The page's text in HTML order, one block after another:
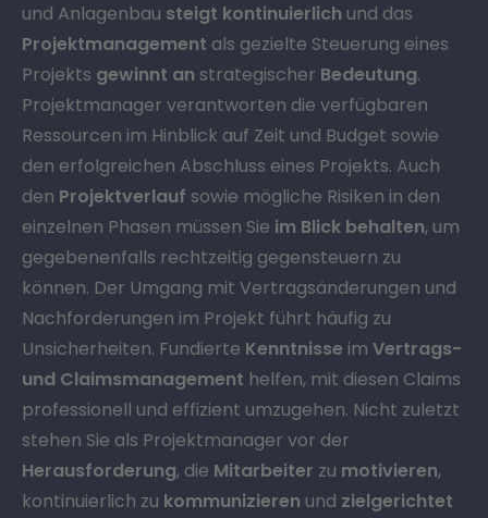
und Anlagenbau steigt kontinuierlich und das
Projektmanagement als gezielte Steuerung eines
Projekts gewinnt an strategischer Bedeutung.
Projektmanager verantworten die verfügbaren
Ressourcen im Hinblick auf Zeit und Budget sowie
den erfolgreichen Abschluss eines Projekts. Auch
den Projektverlauf sowie mögliche Risiken in den
einzelnen Phasen müssen Sie im Blick behalten, um
gegebenenfalls rechtzeitig gegensteuern zu
können. Der Umgang mit Vertragsänderungen und
Nachforderungen im Projekt führt häufig zu
Unsicherheiten. Fundierte Kenntnisse im Vertrags-
und Claimsmanagement helfen, mit diesen Claims
professionell und effizient umzugehen. Nicht zuletzt
stehen Sie als Projektmanager vor der
Herausforderung, die Mitarbeiter zu motivieren,
kontinuierlich zu kommunizieren und zielgerichtet